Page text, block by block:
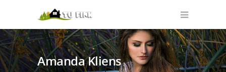
Amanda Kliens